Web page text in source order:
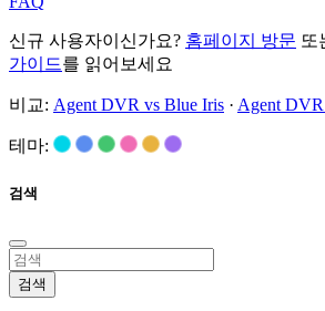
신규 사용자이신가요? 홈페이지 방문 또
가이드를 읽어보세요
비교: Agent DVR vs Blue Iris · Agent
테마:
검색
검색